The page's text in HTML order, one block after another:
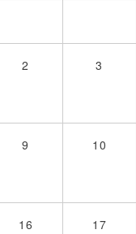
2 3
9 10
16 17